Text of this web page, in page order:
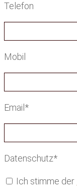
Telefon
Mobil
Email*
Datenschutz*
Ich stimme der